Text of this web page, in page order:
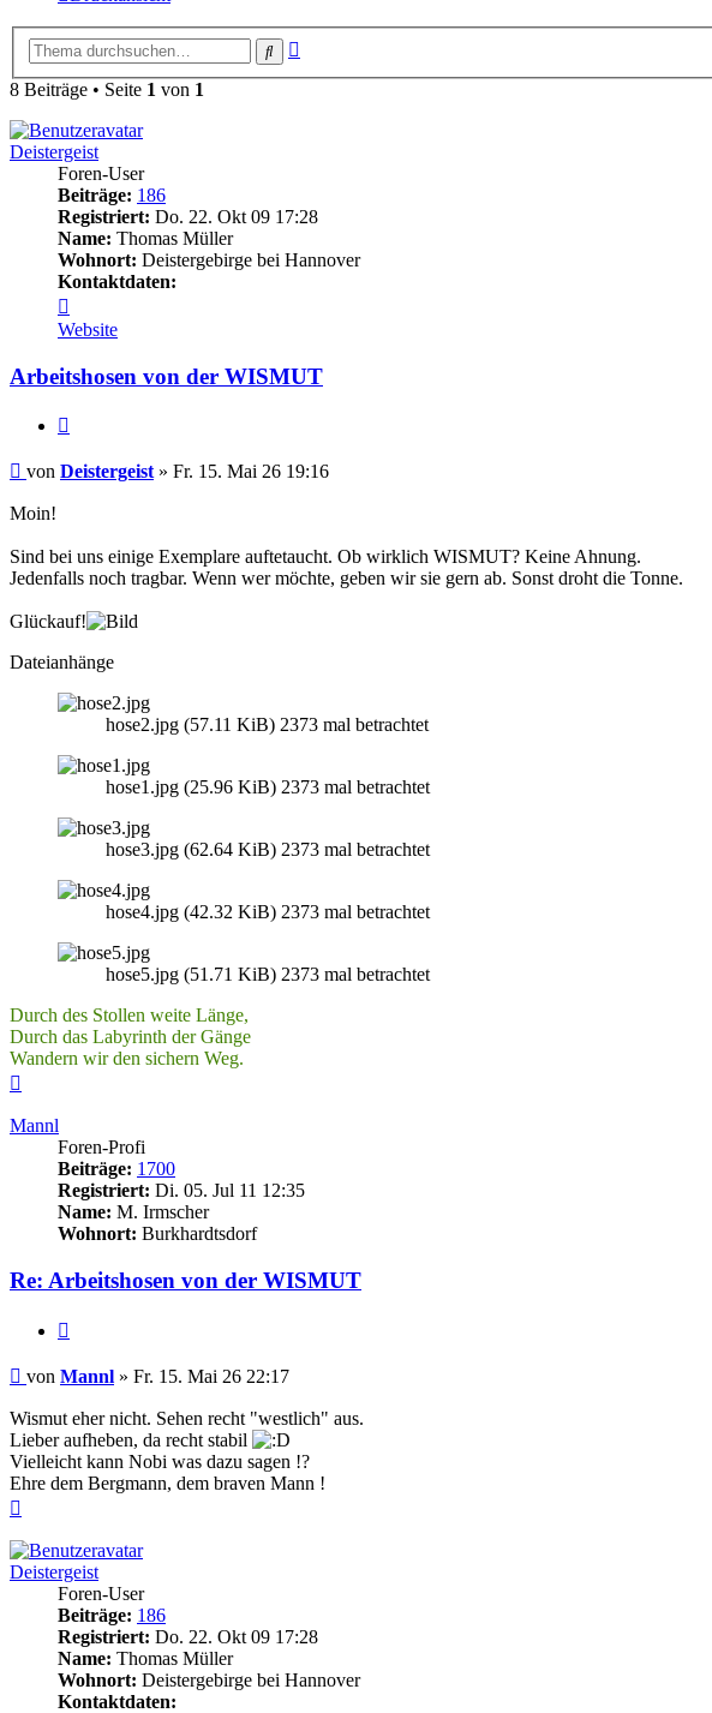
Suche
8 Beiträge • Seite 1 von 1
Deistergeist
Foren-User
Beiträge: 186
Registriert: Do. 22. Okt 09 17:28
Name: Thomas Müller
Wohnort: Deistergebirge bei Hannover
Kontaktdaten:
von
Deistergeist
Website
Arbeitshosen von der WISMUT
Beitrag
von Deistergeist» Fr. 15. Mai 26 19:16
Moin!
Sind bei uns einige Exemplare auftetaucht. Ob wirklich WISMUT? Keine Ahnung.
Jedenfalls noch tragbar. Wenn wer möchte, geben wir sie gern ab. Sonst droht die Tonne.
Glückauf!
Dateianhänge
hose2.jpg (57.11 KiB) 2373 mal betrachtet
hose1.jpg (25.96 KiB) 2373 mal betrachtet
hose3.jpg (62.64 KiB) 2373 mal betrachtet
hose4.jpg (42.32 KiB) 2373 mal betrachtet
hose5.jpg (51.71 KiB) 2373 mal betrachtet
Durch des Stollen weite Länge,
Durch das Labyrinth der Gänge
Wandern wir den sichern Weg.
Mannl
Foren-Profi
Beiträge: 1700
Registriert: Di. 05. Jul 11 12:35
Name: M. Irmscher
Wohnort: Burkhardtsdorf
Re: Arbeitshosen von der WISMUT
Beitrag
von Mannl » Fr. 15. Mai 26 22:17
Wismut eher nicht. Sehen recht "westlich" aus.
Lieber aufheben, da recht stabil
Vielleicht kann Nobi was dazu sagen !?
Ehre dem Bergmann, dem braven Mann !
Deistergeist
Foren-User
Beiträge: 186
Registriert: Do. 22. Okt 09 17:28
Name: Thomas Müller
Wohnort: Deistergebirge bei Hannover
Kontaktdaten: